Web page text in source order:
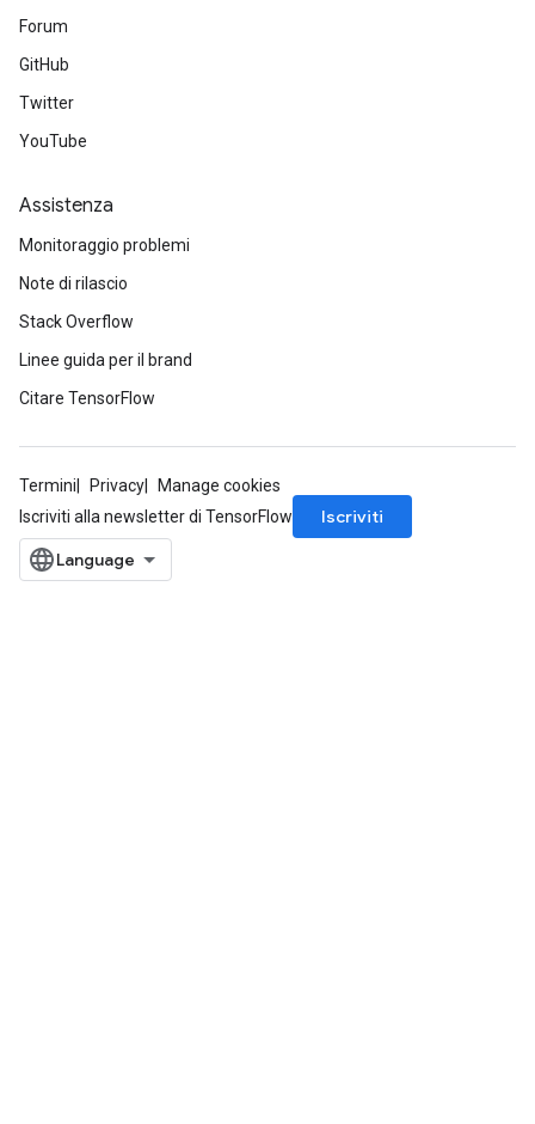
Forum
GitHub
Twitter
YouTube
Assistenza
Monitoraggio problemi
Note di rilascio
Stack Overflow
Linee guida per il brand
Citare TensorFlow
Termini Privacy
Manage cookies
Iscriviti alla newsletter di TensorFlow
Iscriviti